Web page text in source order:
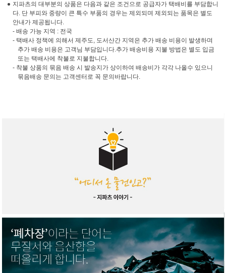
지파츠의 대부분의 상품은 다음과 같은 조건으로 공급자가 택배비를 부담합니
다. 단 부피와 중량이 큰 특수 부품의 경우는 제외되며 제외되는 품목은 별도
안내가 제공됩니다.
- 배송 가능 지역 : 전국
- 택배사 정책에 의해서 제주도, 도서산간 지역은 추가 배송 비용이 발생하며
추가 배송 비용은 고객님 부담입니다.추가 배송비용 지불 방법은 별도 입금
또는 택배사에 착불로 지불합니다.
- 착불 상품의 묶음 배송 시 발송지가 상이하여 배송비가 각각 나올수 있으니
묶음배송 문의는 고객센터로 꼭 문의바랍니다.